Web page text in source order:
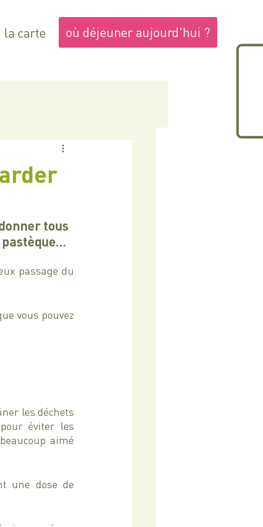
où déjeuner aujourd'hui ?
la carte
tous
passage du
vous pouvez
les déchets
éviter les
aimé
une dose de